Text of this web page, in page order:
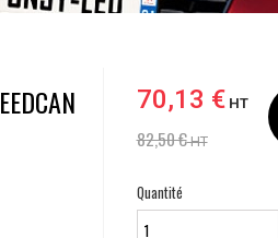
70,13 €HT
82,50 €HT
Quantité